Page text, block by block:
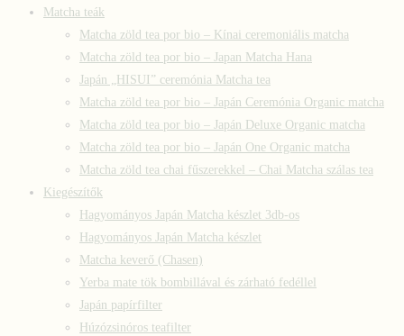
Matcha teák
Matcha zöld tea por bio – Kínai ceremoniális matcha
Matcha zöld tea por bio – Japan Matcha Hana
Japán „HISUI” ceremónia Matcha tea
Matcha zöld tea por bio – Japán Ceremónia Organic matcha
Matcha zöld tea por bio – Japán Deluxe Organic matcha
Matcha zöld tea por bio – Japán One Organic matcha
Matcha zöld tea chai fűszerekkel – Chai Matcha szálas tea
Kiegészítők
Hagyományos Japán Matcha készlet 3db-os
Hagyományos Japán Matcha készlet
Matcha keverő (Chasen)
Yerba mate tök bombillával és zárható fedéllel
Japán papírfilter
Húzózsinóros teafilter